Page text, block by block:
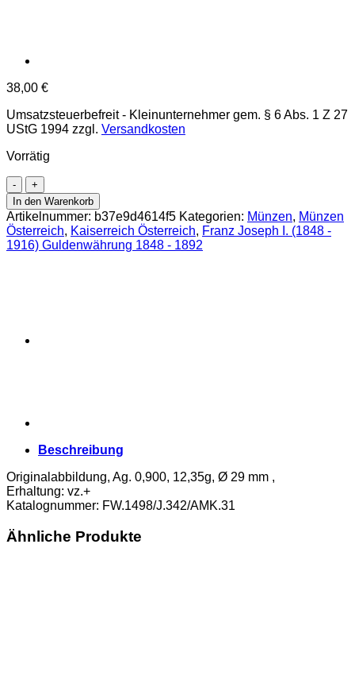
38,00 €
Umsatzsteuerbefreit - Kleinunternehmer gem. § 6 Abs. 1 Z 27
UStG 1994 zzgl. Versandkosten
Vorrätig
1
Gulden
1878,
(FW.1498/J.342/AMK.31)
Erh.
vz.+
In den Warenkorb
Artikelnummer: b37e9d4614f5 Kategorien: Münzen, Münzen
Österreich, Kaiserreich Österreich, Franz Joseph I. (1848 -
1916) Guldenwährung 1848 - 1892
Beschreibung
Originalabbildung, Ag. 0,900, 12,35g, Ø 29 mm ,
Erhaltung: vz.+
Katalognummer: FW.1498/J.342/AMK.31
Ähnliche Produkte